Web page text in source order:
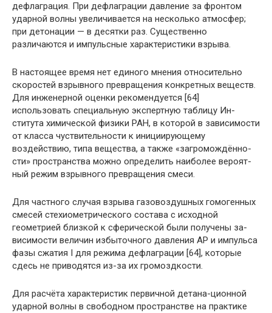
дефлаграция. При дефлаграции давление за фрон­том
ударной волны увеличивается на несколько атмо­сфер;
при детонации — в десятки раз. Существенно
различаются и импульсные характеристики взрыва.
В настоящее время нет единого мнения относи­тельно
скоростей взрывного превращения конкретных веществ.
Для инженерной оценки рекомендуется [64]
использовать специальную экспертную таблицу Ин­
ститута химической физики РАН, в которой в зависи­мости
от класса чуствительности к инициирующему
воздействию, типа вещества, а также «загромождённо-
сти» пространства можно определить наиболее вероят­
ный режим взрывного превращения смеси.
Для частного случая взрыва газовоздушных гомо­генных
смесей стехиометрического состава с исходной
геометрией близкой к сферической были получены за­
висимости величин избыточного давления АР и им­пульса
фазы сжатия I для режима дефлаграции [64], которые
сдесь не приводятся из-за их громоздкости.
Для расчёта характеристик первичной детана-ционной
ударной волны в свободном пространстве на практике